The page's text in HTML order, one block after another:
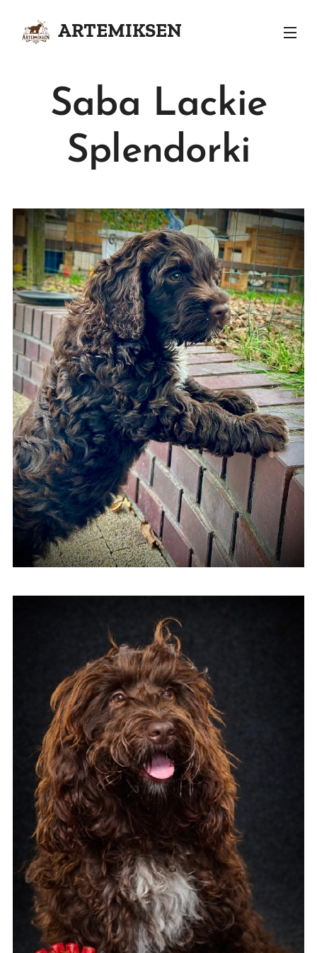
ARTEMIKSEN
Saba Lackie
Splendorki